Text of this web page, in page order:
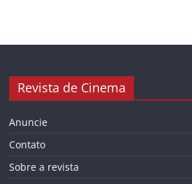
Revista de Cinema
Anuncie
Contato
Sobre a revista